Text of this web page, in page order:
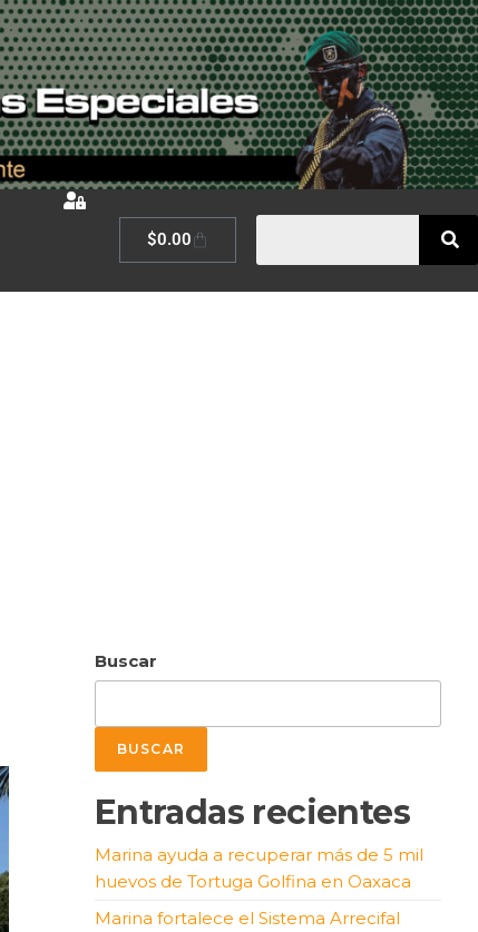
$0.00
Buscar
BUSCAR
Entradas recientes
Marina ayuda a recuperar más de 5 mil
huevos de Tortuga Golfina en Oaxaca
Marina fortalece el Sistema Arrecifal